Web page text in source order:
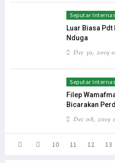
Seputar
Luar Biasa
Nduga
Dec 30, 2019
Seputar
Filep
Bicarakan
Dec 08, 2019
10 11 12 13